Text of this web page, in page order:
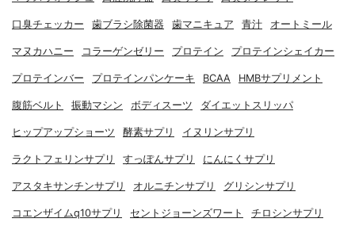
口臭チェッカー 歯ブラシ除菌器 歯マニキュア 青汁 オートミール
マヌカハニー コラーゲンゼリー プロテイン プロテインシェイカー
プロテインバー プロテインパンケーキ BCAA HMBサプリメント
腹筋ベルト 振動マシン ボディスーツ ダイエットスリッパ
ヒップアップショーツ 酵素サプリ イヌリンサプリ
ラクトフェリンサプリ すっぽんサプリ にんにくサプリ
アスタキサンチンサプリ オルニチンサプリ グリシンサプリ
コエンザイムq10サプリ セントジョーンズワート チロシンサプリ